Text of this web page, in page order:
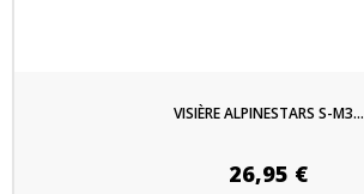
VISIÈRE ALPINESTARS S-M3...
26,95 €